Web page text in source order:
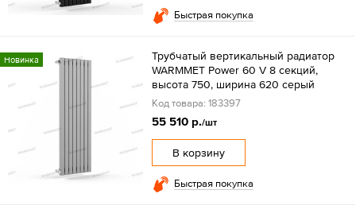
Быстрая покупка
Новинка
Трубчатый вертикальный радиатор
WARMMET Power 60 V 8 секций,
высота 750, ширина 620 серый
Код товара: 183397
55 510 р./шт
В корзину
Быстрая покупка